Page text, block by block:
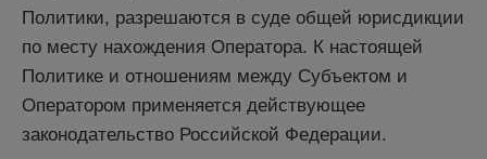
Политики, разрешаются в суде общей юрисдикции
по месту нахождения Оператора. К настоящей
Политике и отношениям между Субъектом и
Оператором применяется действующее
законодательство Российской Федерации.